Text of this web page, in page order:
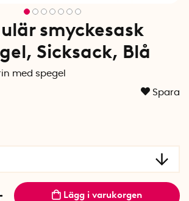
smyckesask
Sicksack, Blå
med spegel
Spara
Lägg i varukorgen